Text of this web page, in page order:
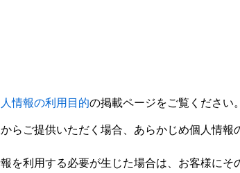
情報の利用目的の掲載ページをご覧ください。
らご提供いただく場合、あらかじめ個人情
を利用する必要が生じた場合は、お客様に